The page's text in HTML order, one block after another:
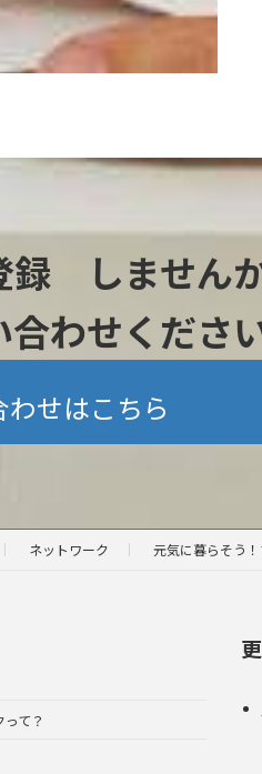
録 しません
わせくださ
わせはこちら
ネットワーク 元気に暮らそう
て？